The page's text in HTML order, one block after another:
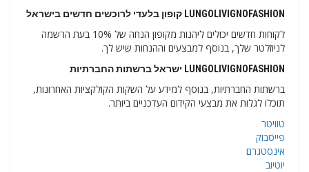
LUNGOLIVIGNOFASHION קופון בלעדי לרוכשים חדשים בישראל
לקוחות חדשים יכולים ליהנות מקופון הנחה של 10% בעת הרשמה
לניוזלטר שלך, בנוסף למבצעים וההנחות שיש לך.
LUNGOLIVIGNOFASHION ישראל ברשתות החברתיות
ברשתות החברתיות, בנוסף למידע על השקות הקולקציות האחרונות,
תוכלו לגלות את מבצעי הקידום העדכניים ביותר.
טוויטר
פייסבוק
אינסטגרם
יוטיוב